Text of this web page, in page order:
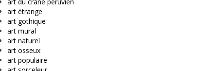
art étrange
art gothique
art mural
art naturel
art osseux
art populaire